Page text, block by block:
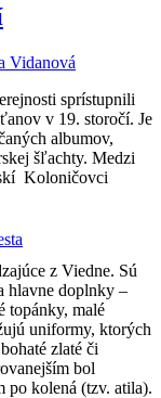
Vidanová
sprístupnili
v 19. storočí. Je
albumov,
šľachty. Medzi
Koloničovci
z Viedne. Sú
hlavne doplnky –
topánky, malé
uniformy, ktorých
zlaté či
bol
po kolená (tzv. atila).